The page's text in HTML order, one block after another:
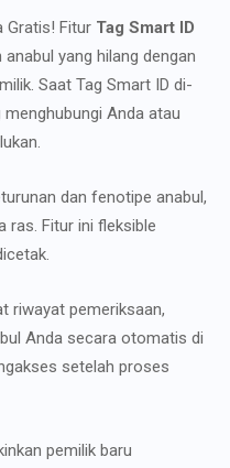
Gratis! Fitur Tag Smart ID
yang hilang dengan
Saat Tag Smart ID di-
Anda atau
dan fenotipe anabul,
ras. Fitur ini fleksible
riwayat pemeriksaan,
Anda secara otomatis di
setelah proses
pemilik baru